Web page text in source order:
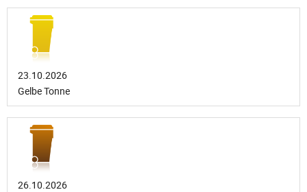
23.10.2026
Gelbe Tonne
26.10.2026